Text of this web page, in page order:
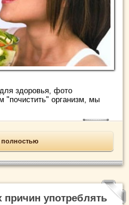
здоровья, фото
"почистить" организм, мы
полностью
употреблять